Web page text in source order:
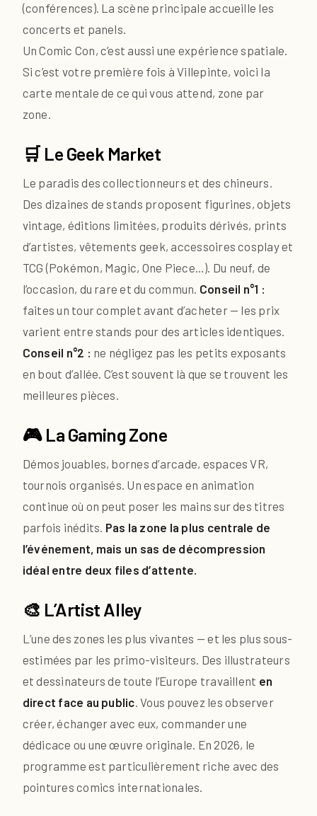
(conférences). La scène principale accueille les
concerts et panels.
Un Comic Con, c’est aussi une expérience spatiale.
Si c’est votre première fois à Villepinte, voici la
carte mentale de ce qui vous attend, zone par
zone.
🛒 Le Geek Market
Le paradis des collectionneurs et des chineurs.
Des dizaines de stands proposent figurines, objets
vintage, éditions limitées, produits dérivés, prints
d’artistes, vêtements geek, accessoires cosplay et
TCG (Pokémon, Magic, One Piece…). Du neuf, de
l’occasion, du rare et du commun. Conseil n°1 :
faites un tour complet avant d’acheter — les prix
varient entre stands pour des articles identiques.
Conseil n°2 : ne négligez pas les petits exposants
en bout d’allée. C’est souvent là que se trouvent les
meilleures pièces.
🎮 La Gaming Zone
Démos jouables, bornes d’arcade, espaces VR,
tournois organisés. Un espace en animation
continue où on peut poser les mains sur des titres
parfois inédits. Pas la zone la plus centrale de
l’événement, mais un sas de décompression
idéal entre deux files d’attente.
🎨 L’Artist Alley
L’une des zones les plus vivantes — et les plus sous-
estimées par les primo-visiteurs. Des illustrateurs
et dessinateurs de toute l’Europe travaillent en
direct face au public. Vous pouvez les observer
créer, échanger avec eux, commander une
dédicace ou une œuvre originale. En 2026, le
programme est particulièrement riche avec des
pointures comics internationales.